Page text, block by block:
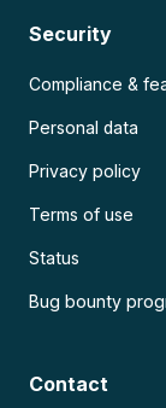
Security
Compliance &
Personal data
Privacy policy
Terms of use
Status
Bug bounty
Contact